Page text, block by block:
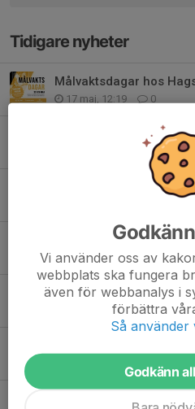
Tidigare nyheter
Målvaktsdagar hos
17 maj, 12:19 0
Skyttar till
0
Målvaktsträningar 2025/
Målvaktsdagar på
30 apr 2025 0
6 mar 2025 0
Vi använder oss av
webbplats ska fungera
även för webbanalys i
förbättra
Så använder
Godkänn